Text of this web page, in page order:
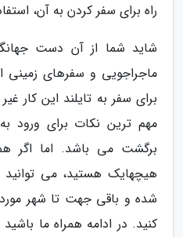
راه برای سفر کردن به آن،
شاید شما از آن دست
ماجراجویی و سفرهای زمینی
برای سفر به تایلند این کار
مهم ترین نکات برای ورود
برگشت می باشد. اما اگر
هیچهایک هستید، می توانید
شده و باقی جهت تا شهر
کنید. در ادامه همراه ما